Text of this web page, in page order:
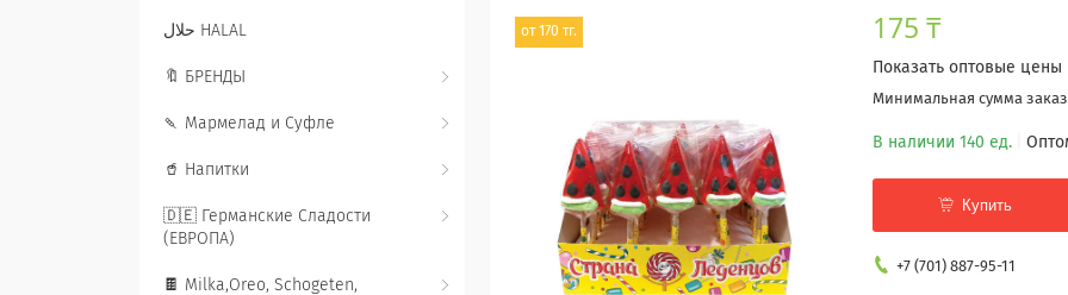
от 170 тг. 175 ₸
Показать оптовые цены
Минимальная сумма
В наличии 140 ед.
Купить
+7 (701) 887-95-11
حلال HALAL
🔖 БРЕНДЫ
🍡 Мармелад и Суфле
🥤 Напитки
🇩🇪 Германские Сладости
(ЕВРОПА)
🍫 Milka,Oreo, Schogeten,